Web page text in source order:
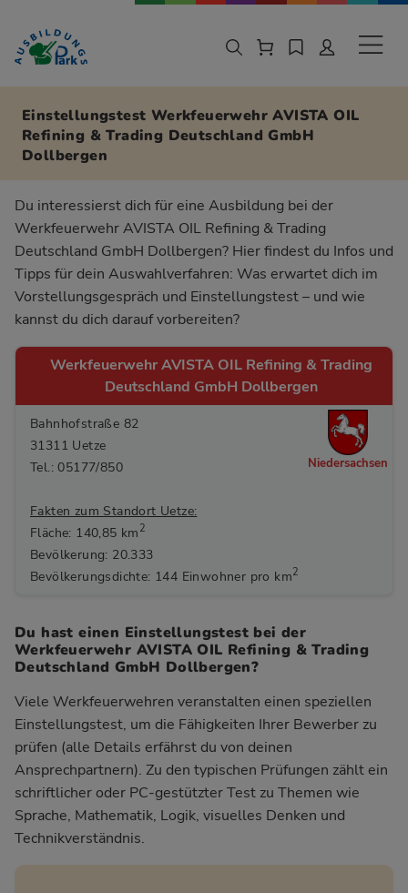
Zur Navigation springen
Zu den Hauptinhalten springen
Einstellungstest Werkfeuerwehr AVISTA OIL
Refining & Trading Deutschland GmbH
Dollbergen
Du interessierst dich für eine Ausbildung bei der
Werkfeuerwehr AVISTA OIL Refining & Trading
Deutschland GmbH Dollbergen? Hier findest du Infos und
Tipps für dein Auswahlverfahren: Was erwartet dich im
Vorstellungsgespräch und Einstellungstest – und wie
kannst du dich darauf vorbereiten?
Werkfeuerwehr AVISTA OIL Refining & Trading
Deutschland GmbH Dollbergen
Bahnhofstraße 82
31311 Uetze
Tel.: 05177/850
Fakten zum Standort Uetze:
Fläche: 140,85 km 2
Bevölkerung: 20.333
Bevölkerungsdichte: 144 Einwohner pro km2
Niedersachsen
Du hast einen Einstellungstest bei der
Werkfeuerwehr AVISTA OIL Refining & Trading
Deutschland GmbH Dollbergen?
Viele Werkfeuerwehren veranstalten einen speziellen
Einstellungstest, um die Fähigkeiten Ihrer Bewerber zu
prüfen (alle Details erfährst du von deinen
Ansprechpartnern). Zu den typischen Prüfungen zählt ein
schriftlicher oder PC-gestützter Test zu Themen wie
Sprache, Mathematik, Logik, visuelles Denken und
Technikverständnis.